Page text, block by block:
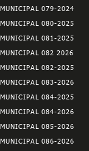
079-2024
080-2025
081-2025
082 2026
082-2025
083-2026
084-2025
084-2026
085-2026
086-2026